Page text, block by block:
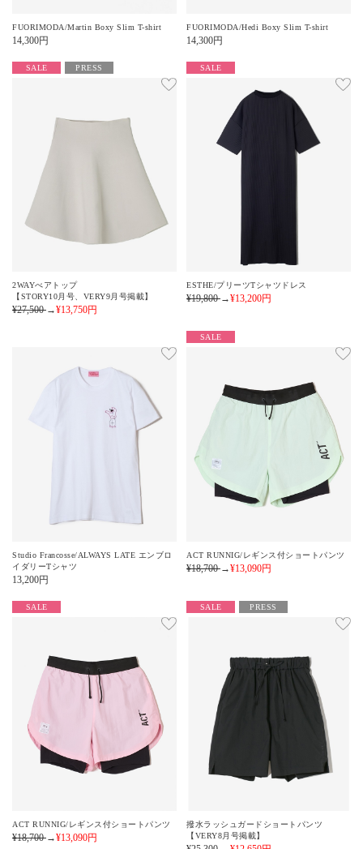
FUORIMODA/Martin Boxy Slim T-shirt
14,300円
FUORIMODA/Hedi Boxy Slim T-shirt
14,300円
SALE PRESS
2WAYべアトップ
【STORY10月号、VERY9月号掲載】
¥27,500→¥13,750円
SALE
ESTHE/プリーツTシャツドレス
¥19,800→¥13,200円
Studio Francosse/ALWAYS LATE エンブロ
イダリーTシャツ
13,200円
SALE
ACT RUNNIG/レギンス付ショートパンツ
¥18,700→¥13,090円
SALE
ACT RUNNIG/レギンス付ショートパンツ
¥18,700→¥13,090円
SALE PRESS
撥水ラッシュガードショートパンツ
【VERY8月号掲載】